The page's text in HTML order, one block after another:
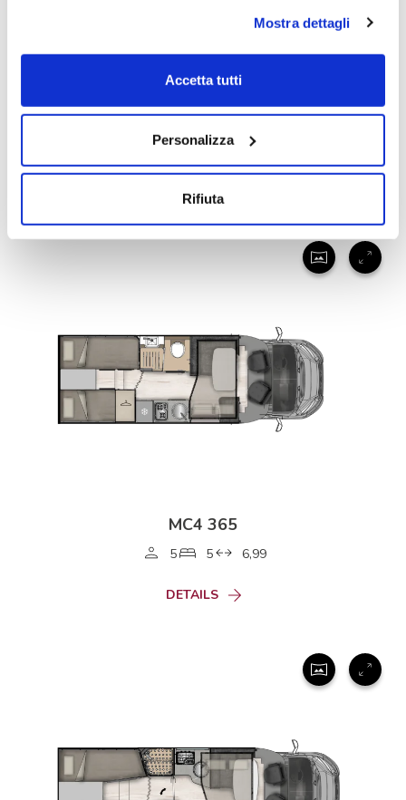
su acconsento selezionati. Se vuoi saperne di più clicca
qui. Cliccando sul tasto "Acconsento" permetti l'utilizzo
Mostra dettagli
Accetta tutti
Personalizza
Rifiuta
MC4 360
5 5 6,99
MC4 365
5 5 6,99
DETAILS